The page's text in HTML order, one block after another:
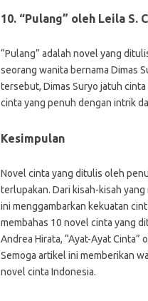
10. “Pulang” oleh Leila S.
“Pulang” adalah novel yang
seorang wanita bernama Dimas
tersebut, Dimas Suryo jatuh
cinta yang penuh dengan intrik
Kesimpulan
Novel cinta yang ditulis oleh
terlupakan. Dari kisah-kisah
ini menggambarkan kekuatan
membahas 10 novel cinta yang
Andrea Hirata, “Ayat-Ayat Cinta”
Semoga artikel ini memberikan
novel cinta Indonesia.